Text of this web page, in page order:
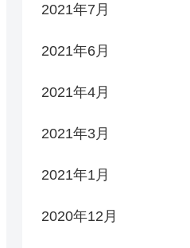
2021年7月
2021年6月
2021年4月
2021年3月
2021年1月
2020年12月